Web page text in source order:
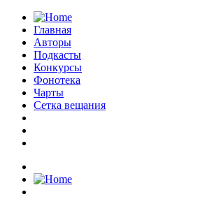
Главная
Авторы
Подкасты
Конкурсы
Фонотека
Чарты
Сетка вещания